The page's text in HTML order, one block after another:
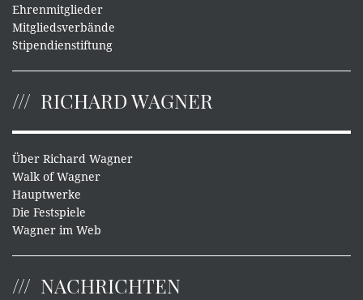
Ehrenmitglieder
Mitgliedsverbände
Stipendienstiftung
RICHARD WAGNER
Über Richard Wagner
Walk of Wagner
Hauptwerke
Die Festspiele
Wagner im Web
NACHRICHTEN